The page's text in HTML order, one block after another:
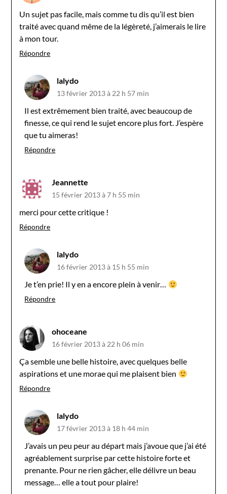
Un sujet pas facile, mais comme tu dis qu’il est bien
traité avec quand même de la légèreté, j’aimerais le lire
à mon tour.
Répondre
lalydo
13 février 2013 à 22 h 57 min
Il est extrêmement bien traité, avec beaucoup de
finesse, ce qui rend le sujet encore plus fort. J’espère
que tu aimeras!
Répondre
Jeannette
15 février 2013 à 7 h 55 min
merci pour cette critique !
Répondre
lalydo
16 février 2013 à 15 h 55 min
Je t’en prie! Il y en a encore plein à venir…
Répondre
ohoceane
16 février 2013 à 22 h 06 min
Ça semble une belle histoire, avec quelques belle
aspirations et une morae qui me plaisent bien
Répondre
lalydo
17 février 2013 à 18 h 44 min
J’avais un peu peur au départ mais j’avoue que j’ai été
agréablement surprise par cette histoire forte et
prenante. Pour ne rien gâcher, elle délivre un beau
message… elle a tout pour plaire!